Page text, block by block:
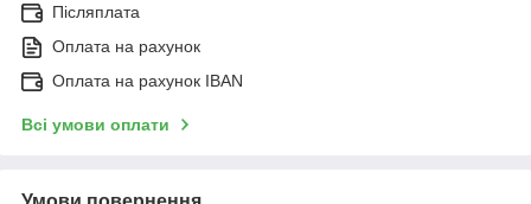
Післяплата
Оплата на рахунок
Оплата на рахунок IBAN
Всі умови оплати